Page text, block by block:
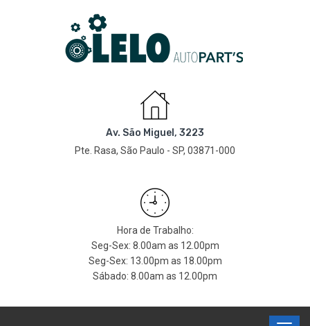
Av. São Miguel, 3223
Pte. Rasa, São Paulo - SP, 03871-000
Hora de Trabalho:
Seg-Sex: 8.00am as 12.00pm
Seg-Sex: 13.00pm as 18.00pm
Sábado: 8.00am as 12.00pm